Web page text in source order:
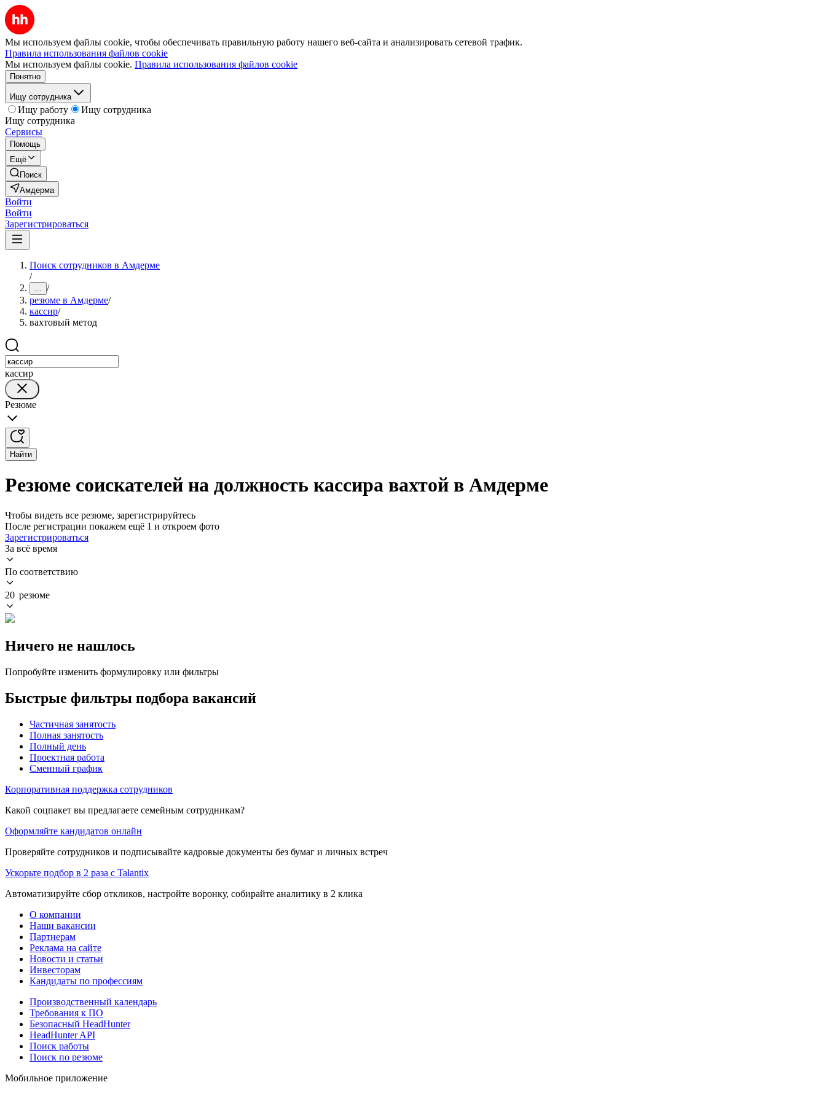
Мы используем файлы cookie, чтобы обеспечивать правильную работу нашего веб-сайта и анализировать сетевой трафик.
Правила использования файлов cookie
Мы используем файлы cookie. Правила использования файлов cookie
Понятно
Ищу сотрудника
Ищу работу
Ищу сотрудника
Ищу сотрудника
Сервисы
Помощь
Ещё
Поиск
Амдерма
Войти
Войти
Зарегистрироваться
Поиск сотрудников в Амдерме
/
... /
резюме в Амдерме/
кассир/
вахтовый метод
кассир
Резюме
Найти
Резюме соискателей на должность кассира вахтой в Амдерме
Чтобы видеть все резюме, зарегистрируйтесь
После регистрации покажем ещё 1 и откроем фото
Зарегистрироваться
За всё время
По соответствию
20 резюме
Ничего не нашлось
Попробуйте изменить формулировку или фильтры
Быстрые фильтры подбора вакансий
Частичная занятость
Полная занятость
Полный день
Проектная работа
Сменный график
Корпоративная поддержка сотрудников
Какой соцпакет вы предлагаете семейным сотрудникам?
Оформляйте кандидатов онлайн
Проверяйте сотрудников и подписывайте кадровые документы без бумаг и личных встреч
Ускорьте подбор в 2 раза с Talantix
Автоматизируйте сбор откликов, настройте воронку, собирайте аналитику в 2 клика
О компании
Наши вакансии
Партнерам
Реклама на сайте
Новости и статьи
Инвесторам
Кандидаты по профессиям
Производственный календарь
Требования к ПО
Безопасный HeadHunter
HeadHunter API
Поиск работы
Поиск по резюме
Мобильное приложение